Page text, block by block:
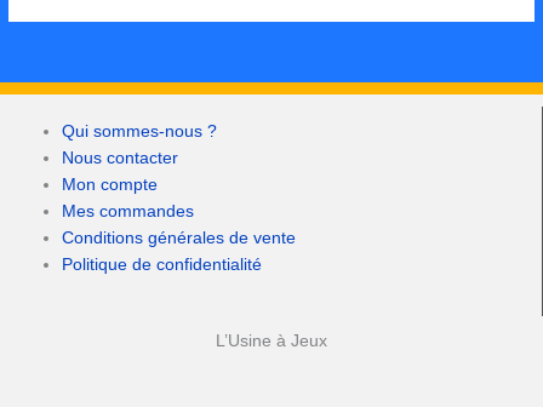
Qui sommes-nous ?
Nous contacter
Mon compte
Mes commandes
Conditions générales de vente
Politique de confidentialité
L’Usine à Jeux